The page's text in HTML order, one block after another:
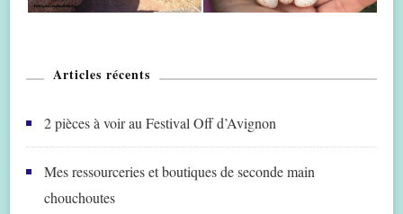
Articles récents
2 pièces à voir au Festival Off d’Avignon
Mes ressourceries et boutiques de seconde main
chouchoutes